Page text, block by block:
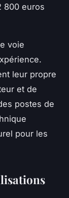
800 euros
voie
leur propre
et de
postes de
pour les